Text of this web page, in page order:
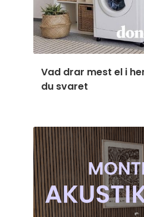
Vad drar mest el i
du svaret